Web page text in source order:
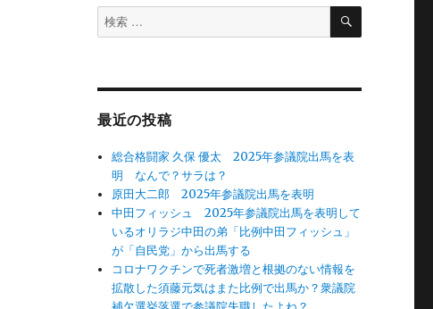
検
索
検
最近の投稿
総合格闘家 久保 優太 2025年参議院出馬を表
明 なんで？サラは？
原田大二郎 2025年参議院出馬を表明
中田フィッシュ 2025年参議院出馬を表明して
いるオリラジ中田の弟「比例中田フィッシュ」
が「自民党」から出馬する
コロナワクチンで死者激増と根拠のない情報を
拡散した須藤元気はまた比例で出馬か？衆議院